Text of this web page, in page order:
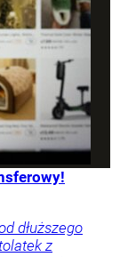
dłuższego
z